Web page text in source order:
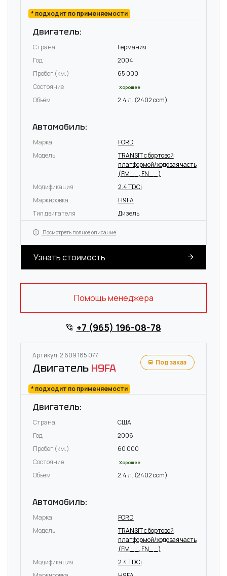
* подходит по применяемости
Двигатель:
Страна
Германия
Год
2004
Пробег (км.)
65 000
Состояние
Хорошее
Объём 2.4 л. (2402 ccm)
Автомобиль:
Марка
FORD
Модель
TRANSIT c бортовой
платформой/ходовая часть
(FM_ _, FN_ _)
Модификация
2.4 TDCi
Маркировка
H9FA
Тип двигателя
Дизель
Посмотреть полное описание
Узнать стоимость
Помощь менеджера
+7 (965) 196-08-78
Артикул: 2 609 185 077
Двигатель H9FA
* подходит по применяемости
Под заказ
Двигатель:
Страна
США
Год
2006
Пробег (км.)
60 000
Состояние
Хорошее
Объём 2.4 л. (2402 ccm)
Автомобиль:
Марка
FORD
Модель
TRANSIT c бортовой
платформой/ходовая часть
(FM_ _, FN_ _)
Модификация
2.4 TDCi